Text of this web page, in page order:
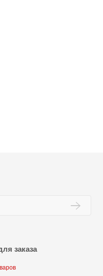
заказа